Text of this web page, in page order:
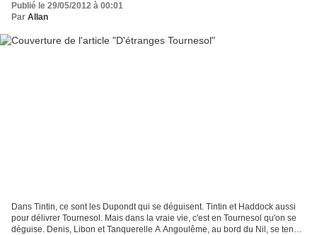
Publié le 29/05/2012 à 00:01
Par Allan
Dans Tintin, ce sont les Dupondt qui se déguisent. Tintin et Haddock aussi
pour délivrer Tournesol. Mais dans la vraie vie, c'est en Tournesol qu'on se
déguise. Denis, Libon et Tanquerelle A Angoulême, au bord du Nil, se tenait